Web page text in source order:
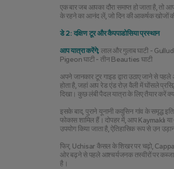
एक बार जब आपका दौरा समाप्त हो जाता है,
के रहने का आनंद लें, जो दिन की आकर्षक खोजों की
डे 2: दक्षिण टूर और कैपपाडोसिया प्रस्थान
आप यात्रा करेंगे; लाल और गुलाब घाटी -
Pigeon घाटी - तीन Beauties घाटी
अपने जानकार टूर गाइड द्वारा उठाए जाने से
होता है, जहां आप रेड एंड रोज़ वैली में घोंसले
दिखा। कुछ लंबी पैदल यात्रा के लिए तैयार करें
इसके बाद, पुराने यूनानी कवुसिन गांव के समृद्ध
फोकास शामिल हैं। दोपहर में, आप Kaymaklı
उपयोग किया जाता है, ऐतिहासिक रूप से उन
फिर, Uchisar कैसल के शिखर पर चढ़ो,
ओर बढ़ने से पहले आश्चर्यजनक तस्वीरों पर
है।